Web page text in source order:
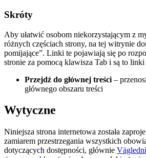
Skróty
Aby ułatwić osobom niekorzystającym z
różnych częściach strony, na tej witrynie
pomijające”. Linki te pojawiają się po
stronie za pomocą klawisza Tab i są to
Przejdź do głównej treści –
głównego obszaru treści
Wytyczne
Niniejsza strona internetowa została
zamiarem przestrzegania wszystkich
dotyczących dostępności, głównie